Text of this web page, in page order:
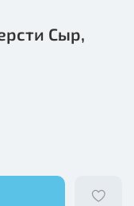
Сыр,